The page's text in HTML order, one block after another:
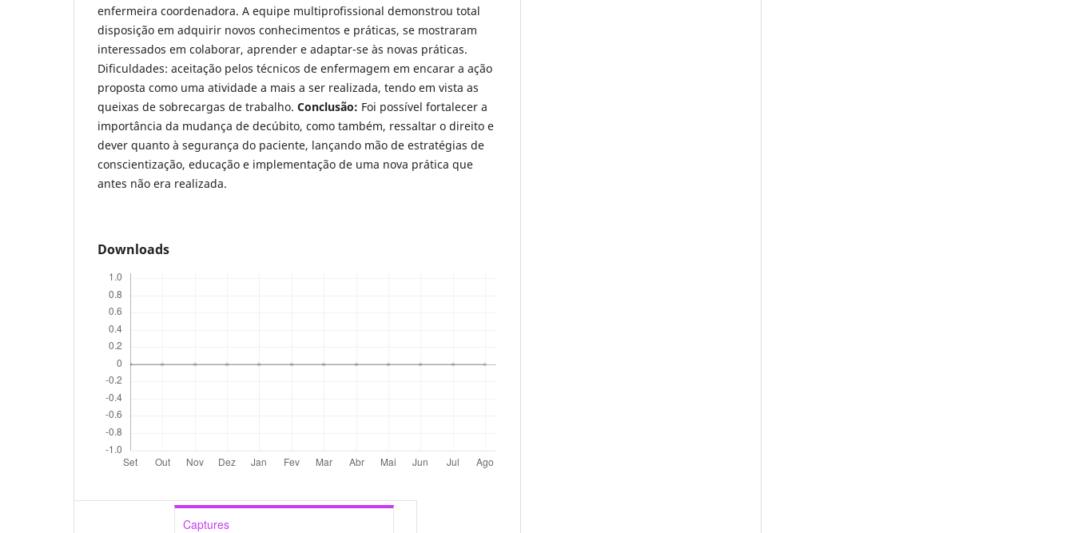
enfermeira coordenadora. A equipe multiprofissional demonstrou total
disposição em adquirir novos conhecimentos e práticas, se mostraram
interessados em colaborar, aprender e adaptar-se às novas práticas.
Dificuldades: aceitação pelos técnicos de enfermagem em encarar a ação
proposta como uma atividade a mais a ser realizada, tendo em vista as
queixas de sobrecargas de trabalho. Conclusão: Foi possível fortalecer a
importância da mudança de decúbito, como também, ressaltar o direito e
dever quanto à segurança do paciente, lançando mão de estratégias de
conscientização, educação e implementação de uma nova prática que
antes não era realizada.
Downloads
Captures